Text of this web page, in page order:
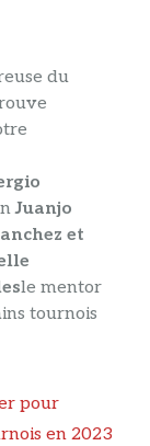
du
Juanjo
et
le mentor
tournois
pour
en 2023